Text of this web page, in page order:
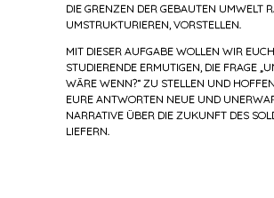
DIE GRENZEN DER GEBAUTEN UMWELT
UMSTRUKTURIEREN, VORSTELLEN.
MIT DIESER AUFGABE WOLLEN WIR
STUDIERENDE ERMUTIGEN, DIE FRAGE
WÄRE WENN?“ ZU STELLEN UND
EURE ANTWORTEN NEUE UND
NARRATIVE ÜBER DIE ZUKUNFT DES
LIEFERN.